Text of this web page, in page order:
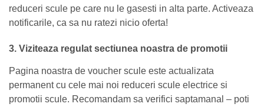
reduceri scule pe care nu le gasesti in alta parte. Activeaza
notificarile, ca sa nu ratezi nicio oferta!
3. Viziteaza regulat sectiunea noastra de promotii
Pagina noastra de voucher scule este actualizata
permanent cu cele mai noi reduceri scule electrice si
promotii scule. Recomandam sa verifici saptamanal – poti